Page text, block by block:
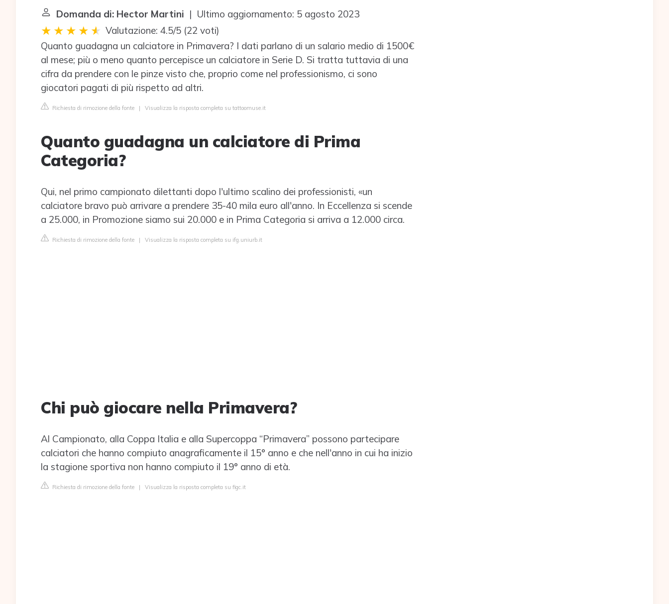
Domanda di: Hector Martini | Ultimo aggiornamento: 5 agosto 2023
Valutazione: 4.5/5 (22 voti)
Quanto guadagna un calciatore in Primavera? I dati parlano di un salario medio di 1500€
al mese; più o meno quanto percepisce un calciatore in Serie D. Si tratta tuttavia di una
cifra da prendere con le pinze visto che, proprio come nel professionismo, ci sono
giocatori pagati di più rispetto ad altri.
Richiesta di rimozione della fonte | Visualizza la risposta completa su tattoomuse.it
Quanto guadagna un calciatore di Prima
Categoria?
Qui, nel primo campionato dilettanti dopo l'ultimo scalino dei professionisti, «un
calciatore bravo può arrivare a prendere 35-40 mila euro all'anno. In Eccellenza si scende
a 25.000, in Promozione siamo sui 20.000 e in Prima Categoria si arriva a 12.000 circa.
Richiesta di rimozione della fonte | Visualizza la risposta completa su ifg.uniurb.it
Chi può giocare nella Primavera?
Al Campionato, alla Coppa Italia e alla Supercoppa “Primavera” possono partecipare
calciatori che hanno compiuto anagraficamente il 15° anno e che nell'anno in cui ha inizio
la stagione sportiva non hanno compiuto il 19° anno di età.
Richiesta di rimozione della fonte | Visualizza la risposta completa su figc.it